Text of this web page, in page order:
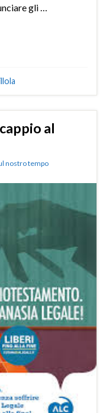
gli …
al
nostro tempo